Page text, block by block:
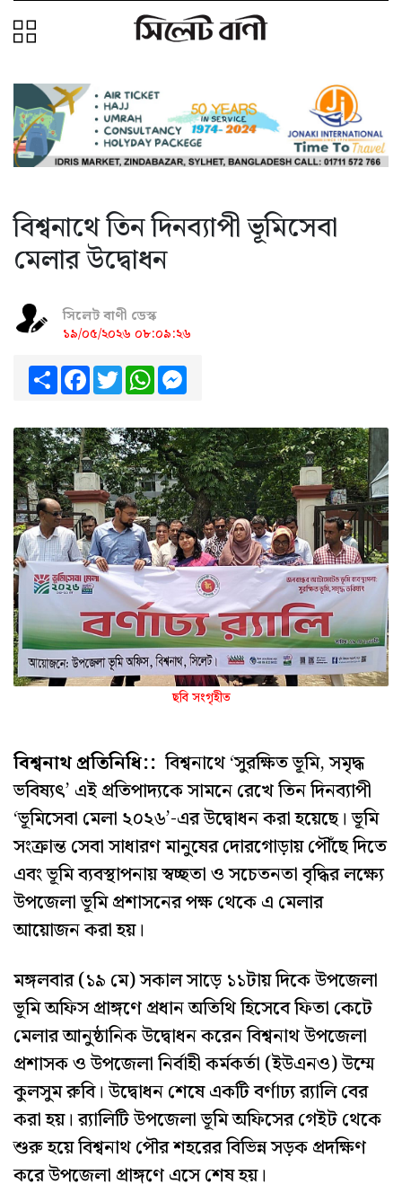
বিশ্বনাথে তিন দিনব্যাপী ভূমিসেবা
মেলার উদ্বোধন
সিলেট বাণী ডেস্ক
১৯/০৫/২০২৬ ০৮:০৯:২৬
ShareFacebook
TwitterWhatsApp
ছবি সংগৃহীত
বিশ্বনাথ প্রতিনিধি::বিশ্বনাথে ‘সুরক্ষিত ভূমি, সমৃদ্ধ
ভবিষ্যৎ’ এই প্রতিপাদ্যকে সামনে রেখে তিন দিনব্যাপী
‘ভূমিসেবা মেলা ২০২৬’-এর উদ্বোধন করা হয়েছে। ভূমি
সংক্রান্ত সেবা সাধারণ মানুষের দোরগোড়ায় পৌঁছে দিতে
এবং ভূমি ব্যবস্থাপনায় স্বচ্ছতা ও সচেতনতা বৃদ্ধির লক্ষ্যে
উপজেলা ভূমি প্রশাসনের পক্ষ থেকে এ মেলার
আয়োজন করা হয়।
মঙ্গলবার (১৯ মে) সকাল সাড়ে ১১টায় দিকে উপজেলা
ভূমি অফিস প্রাঙ্গণে প্রধান অতিথি হিসেবে ফিতা কেটে
মেলার আনুষ্ঠানিক উদ্বোধন করেন বিশ্বনাথ উপজেলা
প্রশাসক ও উপজেলা নির্বাহী কর্মকর্তা (ইউএনও) উম্মে
কুলসুম রুবি। উদ্বোধন শেষে একটি বর্ণাঢ্য র‌্যালি বের
করা হয়। র‌্যালিটি উপজেলা ভূমি অফিসের গেইট থেকে
শুরু হয়ে বিশ্বনাথ পৌর শহরের বিভিন্ন সড়ক প্রদক্ষিণ
করে উপজেলা প্রাঙ্গণে এসে শেষ হয়।